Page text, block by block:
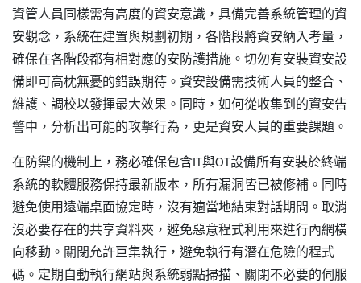
資管人員同樣需有高度的資安意識，具備完善系統管理的資
安觀念，系統在建置與規劃初期，各階段將資安納入考量，
確保在各階段都有相對應的安防護措施。切勿有安裝資安設
備即可高枕無憂的錯誤期待。資安設備需技術人員的整合、
維護、調校以發揮最大效果。同時，如何從收集到的資安告
警中，分析出可能的攻擊行為，更是資安人員的重要課題。
在防禦的機制上，務必確保包含IT與OT設備所有安裝於終端
系統的軟體服務保持最新版本，所有漏洞皆已被修補。同時
避免使用遠端桌面協定時，沒有適當地結束對話期間。取消
沒必要存在的共享資料夾，避免惡意程式利用來進行內網橫
向移動。關閉允許巨集執行，避免執行有潛在危險的程式
碼。定期自動執行網站與系統弱點掃描、關閉不必要的伺服